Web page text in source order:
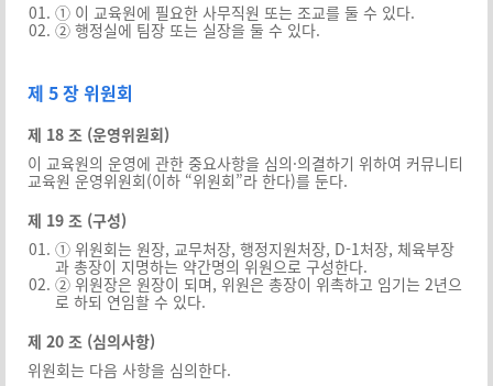
① 이 교육원에 필요한 사무직원 또는 조교를 둘 수 있다.
② 행정실에 팀장 또는 실장을 둘 수 있다.
제 5 장 위원회
제 18 조 (운영위원회)
이 교육원의 운영에 관한 중요사항을 심의·의결하기 위하여 커뮤니티
교육원 운영위원회(이하 “위원회”라 한다)를 둔다.
제 19 조 (구성)
① 위원회는 원장, 교무처장, 행정지원처장, D-1처장, 체육부장
과 총장이 지명하는 약간명의 위원으로 구성한다.
② 위원장은 원장이 되며, 위원은 총장이 위촉하고 임기는 2년으
로 하되 연임할 수 있다.
제 20 조 (심의사항)
위원회는 다음 사항을 심의한다.